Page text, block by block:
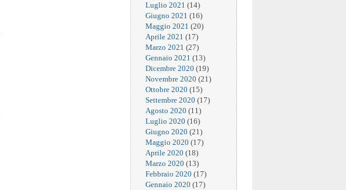
Luglio 2021 (14)
Giugno 2021 (16)
Maggio 2021 (20)
Aprile 2021 (17)
Marzo 2021 (27)
Gennaio 2021 (13)
Dicembre 2020 (19)
Novembre 2020 (21)
Ottobre 2020 (15)
Settembre 2020 (17)
Agosto 2020 (11)
Luglio 2020 (16)
Giugno 2020 (21)
Maggio 2020 (17)
Aprile 2020 (18)
Marzo 2020 (13)
Febbraio 2020 (17)
Gennaio 2020 (17)